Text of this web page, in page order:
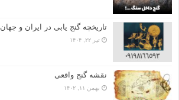
تاریخچه گنج‌ یابی در ایران و جهان
تیر ۲۲, ۱۴۰۴
نقشه گنج واقعی
بهمن ۱۱, ۱۴۰۲